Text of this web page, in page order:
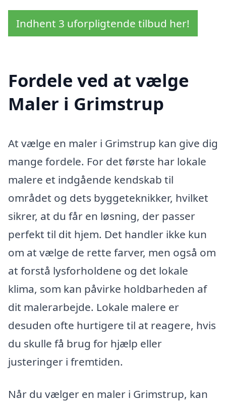
Indhent 3 uforpligtende tilbud her!
Fordele ved at vælge
Maler i Grimstrup
At vælge en maler i Grimstrup kan give dig
mange fordele. For det første har lokale
malere et indgående kendskab til
området og dets byggeteknikker, hvilket
sikrer, at du får en løsning, der passer
perfekt til dit hjem. Det handler ikke kun
om at vælge de rette farver, men også om
at forstå lysforholdene og det lokale
klima, som kan påvirke holdbarheden af
dit malerarbejde. Lokale malere er
desuden ofte hurtigere til at reagere, hvis
du skulle få brug for hjælp eller
justeringer i fremtiden.
Når du vælger en maler i Grimstrup, kan